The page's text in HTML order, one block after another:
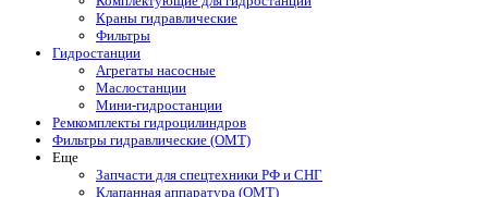
Краны гидравлические
Фильтры
Гидростанции
Агрегаты насосные
Маслостанции
Мини-гидростанции
Ремкомплекты гидроцилиндров
Фильтры гидравлические (OMT)
Еще
Запчасти для спецтехники РФ и СНГ
Клапанная аппаратура (OMT)